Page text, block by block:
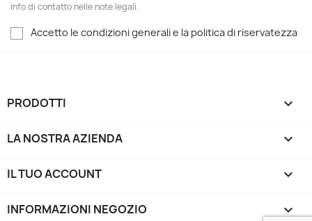
info di contatto nelle note legali.
Accetto le condizioni generali e la politica di riservatezza
PRODOTTI 
LA NOSTRA AZIENDA 
IL TUO ACCOUNT 
INFORMAZIONI NEGOZIO keyboard_arrow_down